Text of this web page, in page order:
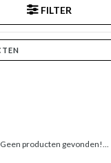
FILTER
Geen producten gevonden!...